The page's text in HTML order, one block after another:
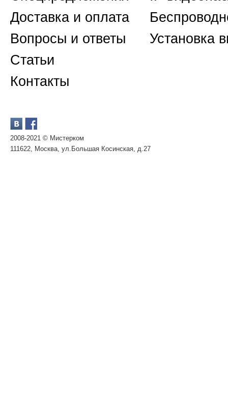
Доставка и оплата
Вопросы и ответы
Статьи
Контакты
2008-2021 © Мистерком
111622, Москва, ул.Большая Косинская, д.27
Установка